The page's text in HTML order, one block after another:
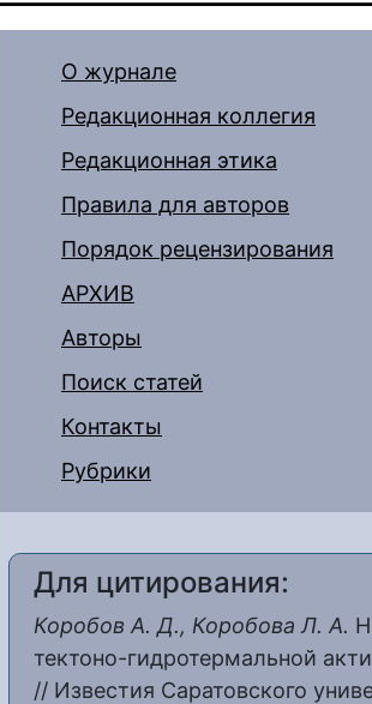
О журнале
Редакционная коллегия
Редакционная этика
Правила для авторов
Порядок рецензирования
АРХИВ
Авторы
Поиск статей
Контакты
Рубрики
Для цитирования:
Коробов А. Д., Коробова Л. А.
тектоно-гидротермальной
// Известия Саратовского